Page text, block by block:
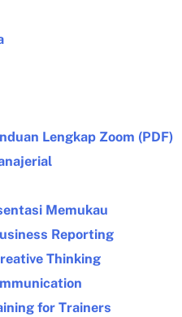
Lengkap Zoom (PDF)
Memukau
Reporting
Thinking
for Trainers